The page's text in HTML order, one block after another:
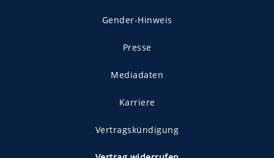
Gender-Hinweis
Presse
Mediadaten
Karriere
Vertragskündigung